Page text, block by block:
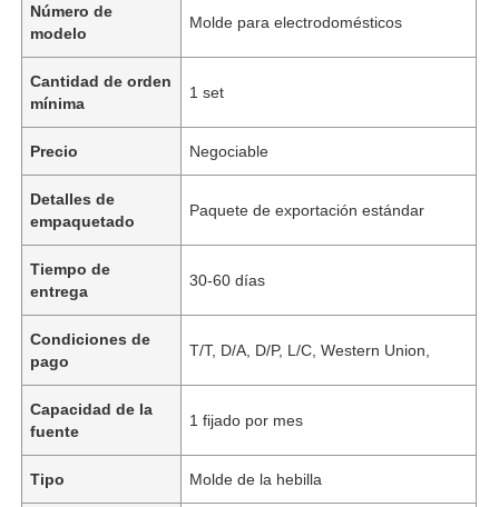
Número de
modelo
Molde para electrodomésticos
Cantidad de orden
mínima
1 set
Precio Negociable
Detalles de
empaquetado
Paquete de exportación estándar
Tiempo de
entrega
30-60 días
Condiciones de
pago
T/T, D/A, D/P, L/C, Western Union,
Capacidad de la
fuente
1 fijado por mes
Tipo Molde de la hebilla